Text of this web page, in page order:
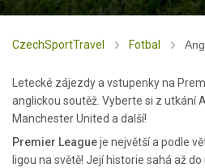
CzechSportTravel Fotbal
Letecké zájezdy a vstupenky na
anglickou soutěž. Vyberte si z utkání
Manchester United a další!
Premier Leagueje největší a podle
ligou na světě! Její historie sahá až do